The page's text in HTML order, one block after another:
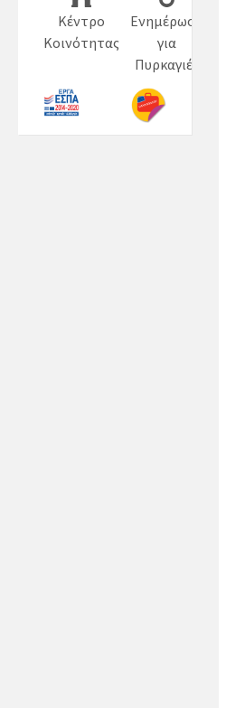
Κέντρο
Κοινότητας
Ενημέρωση
για
Πυρκαγιές